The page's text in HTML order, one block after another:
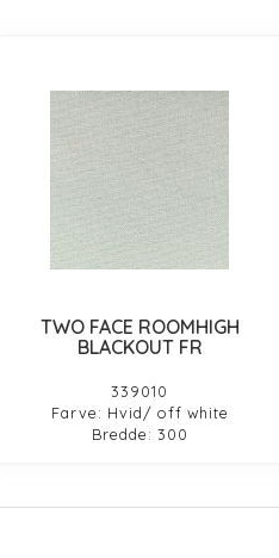
TWO FACE ROOMHIGH
BLACKOUT FR
339010
Farve: Hvid/ off white
Bredde: 300